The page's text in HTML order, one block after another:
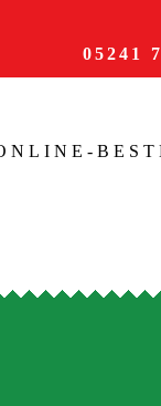
05241